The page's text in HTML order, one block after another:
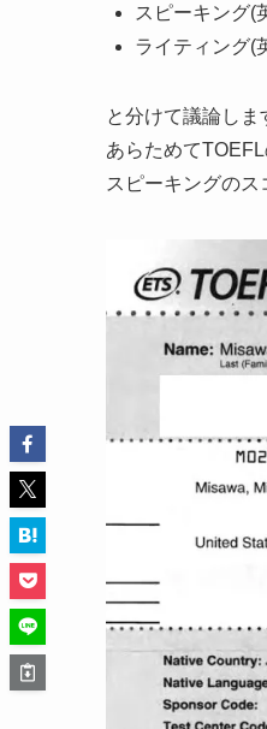
スピーキング(
ライティング(
と分けて議論しま
あらためて
スピーキングの